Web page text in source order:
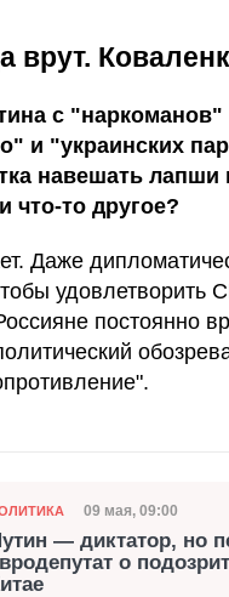
врут.
с
и "украинских
навешать лапши
то другое?
Даже
постоянно
Дата
09 мая, 09:00
— диктатор, но
о